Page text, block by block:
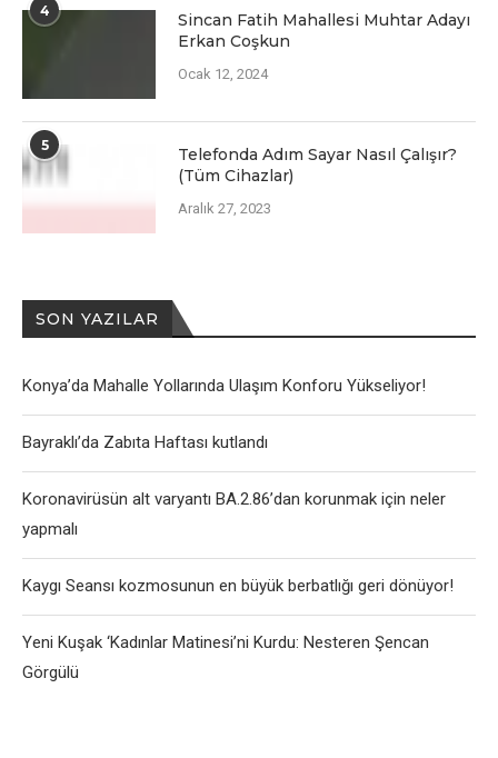
4
Sincan Fatih Mahallesi Muhtar Adayı
Erkan Coşkun
Ocak 12, 2024
5
Telefonda Adım Sayar Nasıl Çalışır?
(Tüm Cihazlar)
Aralık 27, 2023
SON YAZILAR
Konya’da Mahalle Yollarında Ulaşım Konforu Yükseliyor!
Bayraklı’da Zabıta Haftası kutlandı
Koronavirüsün alt varyantı BA.2.86’dan korunmak için neler
yapmalı
Kaygı Seansı kozmosunun en büyük berbatlığı geri dönüyor!
Yeni Kuşak ‘Kadınlar Matinesi’ni Kurdu: Nesteren Şencan
Görgülü